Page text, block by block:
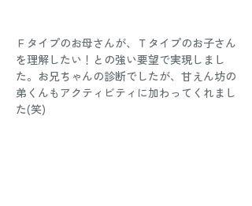
Ｆタイプのお母さんが、Ｔタイプのお子さん
を理解したい！との強い要望で実現しまし
た。お兄ちゃんの診断でしたが、甘えん坊の
弟くんもアクティビティに加わってくれまし
た(笑)